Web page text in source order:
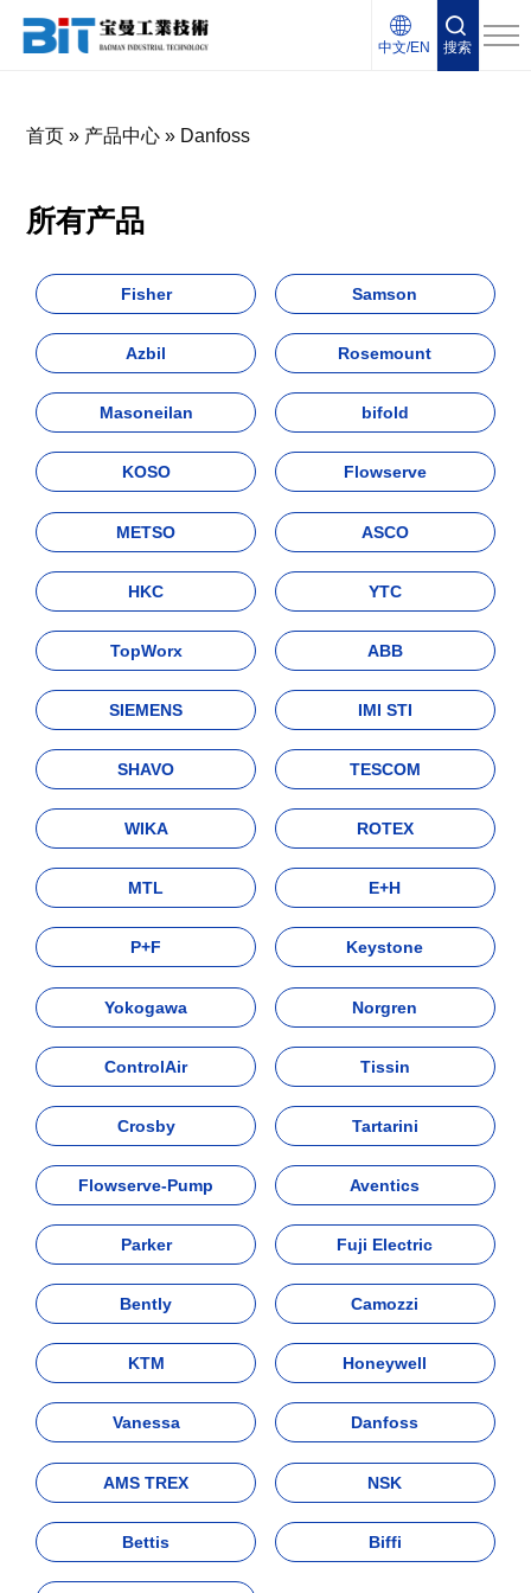
中文/EN 搜索
首页 » 产品中心 » Danfoss
所有产品
Fisher Samson
Azbil Rosemount
Masoneilan bifold
KOSO Flowserve
METSO ASCO
HKC YTC
TopWorx ABB
SIEMENS IMI STI
SHAVO TESCOM
WIKA ROTEX
MTL E+H
P+F Keystone
Yokogawa Norgren
ControlAir Tissin
Crosby Tartarini
Flowserve-Pump Aventics
Parker Fuji Electric
Bently Camozzi
KTM Honeywell
Vanessa Danfoss
AMS TREX NSK
Bettis Biffi